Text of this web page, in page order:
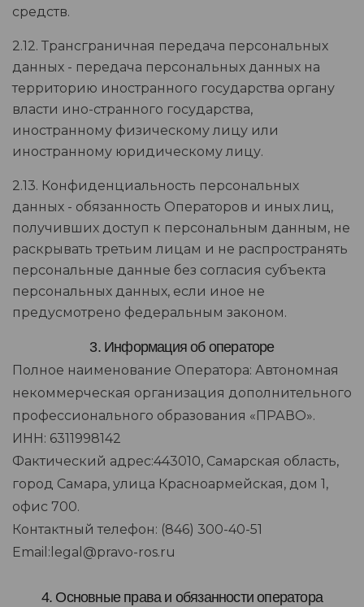
средств.
2.12. Трансграничная передача персональных
данных - передача персональных данных на
территорию иностранного государства органу
власти ино-странного государства,
иностранному физическому лицу или
иностранному юридическому лицу.
2.13. Конфиденциальность персональных
данных - обязанность Операторов и иных лиц,
получивших доступ к персональным данным, не
раскрывать третьим лицам и не распространять
персональные данные без согласия субъекта
персональных данных, если иное не
предусмотрено федеральным законом.
3. Информация об операторе
Полное наименование Оператора: Автономная
некоммерческая организация дополнительного
профессионального образования «ПРАВО».
ИНН: 6311998142
Фактический адрес:443010, Самарская область,
город Самара, улица Красноармейская, дом 1,
офис 700.
Контактный телефон: (846) 300-40-51
Email:legal@pravo-ros.ru
4. Основные права и обязанности оператора